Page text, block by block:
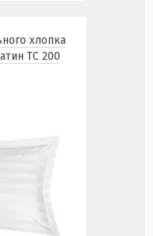
хлопка
ТС 200